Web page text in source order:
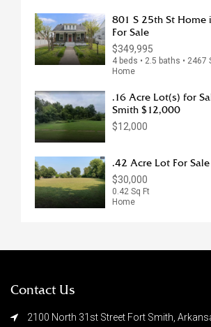
801 S 25th St Home
For Sale
$349,995
4 beds • 2.5 baths • 2467
Home
.16 Acre Lot(s) for
Smith $12,000
$12,000
.42 Acre Lot For
$30,000
0.42 Sq Ft
Home
Contact Us
2100 North 31st Street Fort Smith,